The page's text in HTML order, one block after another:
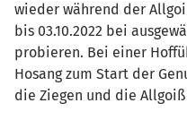
wieder während der
bis 03.10.2022 bei
probieren. Bei einer
Hosang zum Start der
die Ziegen und die